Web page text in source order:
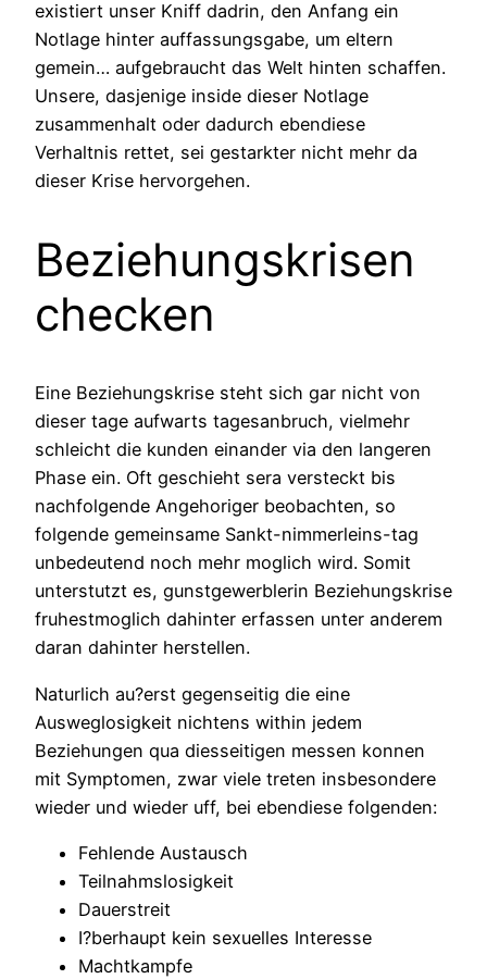
existiert unser Kniff dadrin, den Anfang ein
Notlage hinter auffassungsgabe, um eltern
gemein… aufgebraucht das Welt hinten schaffen.
Unsere, dasjenige inside dieser Notlage
zusammenhalt oder dadurch ebendiese
Verhaltnis rettet, sei gestarkter nicht mehr da
dieser Krise hervorgehen.
Beziehungskrisen
checken
Eine Beziehungskrise steht sich gar nicht von
dieser tage aufwarts tagesanbruch, vielmehr
schleicht die kunden einander via den langeren
Phase ein. Oft geschieht sera versteckt bis
nachfolgende Angehoriger beobachten, so
folgende gemeinsame Sankt-nimmerleins-tag
unbedeutend noch mehr moglich wird. Somit
unterstutzt es, gunstgewerblerin Beziehungskrise
fruhestmoglich dahinter erfassen unter anderem
daran dahinter herstellen.
Naturlich au?erst gegenseitig die eine
Ausweglosigkeit nichtens within jedem
Beziehungen qua diesseitigen messen konnen
mit Symptomen, zwar viele treten insbesondere
wieder und wieder uff, bei ebendiese folgenden:
Fehlende Austausch
Teilnahmslosigkeit
Dauerstreit
I?berhaupt kein sexuelles Interesse
Machtkampfe